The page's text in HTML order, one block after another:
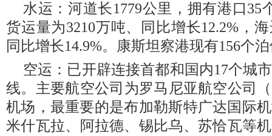
水运：河道长1779公里，拥有港口35
货运量为3210万吨、同比增长12.2%，
同比增长14.9%。康斯坦察港现有156个
空运：已开辟连接首都和国内17个城
线。主要航空公司为罗马尼亚航空公司
机场，最重要的是布加勒斯特广达国际
米什瓦拉、阿拉德、锡比乌、苏恰瓦等